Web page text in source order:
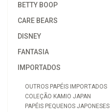
BETTY BOOP
CARE BEARS
DISNEY
FANTASIA
IMPORTADOS
OUTROS PAPÉIS IMPORTADOS
COLEÇÃO KAMIO JAPAN
PAPÉIS PEQUENOS JAPONESES